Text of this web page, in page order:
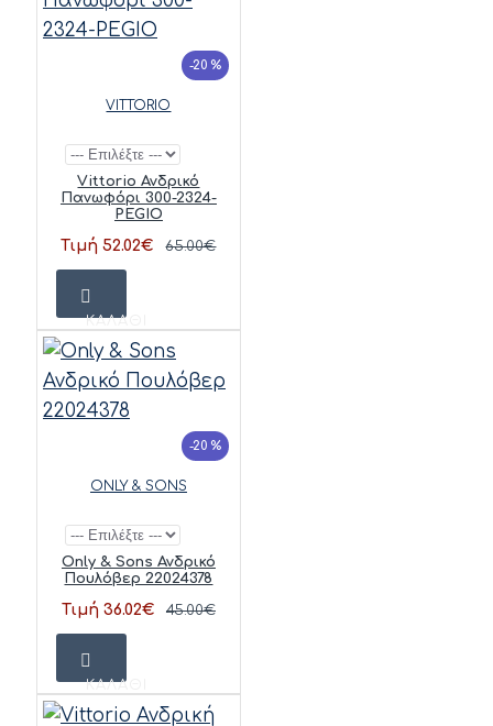
-20 %
VITTORIO
Vittorio Ανδρικό
Πανωφόρι 300-2324-
PEGIO
Τιμή 52.02€ 65.00€
ΚΑΛΆΘΙ
-20 %
ONLY & SONS
Only & Sons Ανδρικό
Πουλόβερ 22024378
Τιμή 36.02€ 45.00€
ΚΑΛΆΘΙ